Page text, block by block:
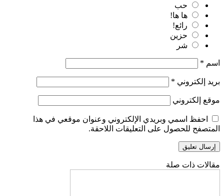
حب
ها ها!
رائع!
حزين
شر
اسم *
بريد إلكتروني *
موقع إلكتروني
احفظ اسمي وبريدي الإلكتروني وعنوان موقعي في هذا
المتصفح للحصول على التعليقات اللاحقة.
مقالات ذات صلة